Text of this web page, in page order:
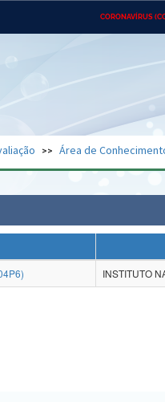
CORONAVÍRUS
Ministério do Desenvolvimento
Regional
Advocacia-Geral da União
Área de
INSTITUTO